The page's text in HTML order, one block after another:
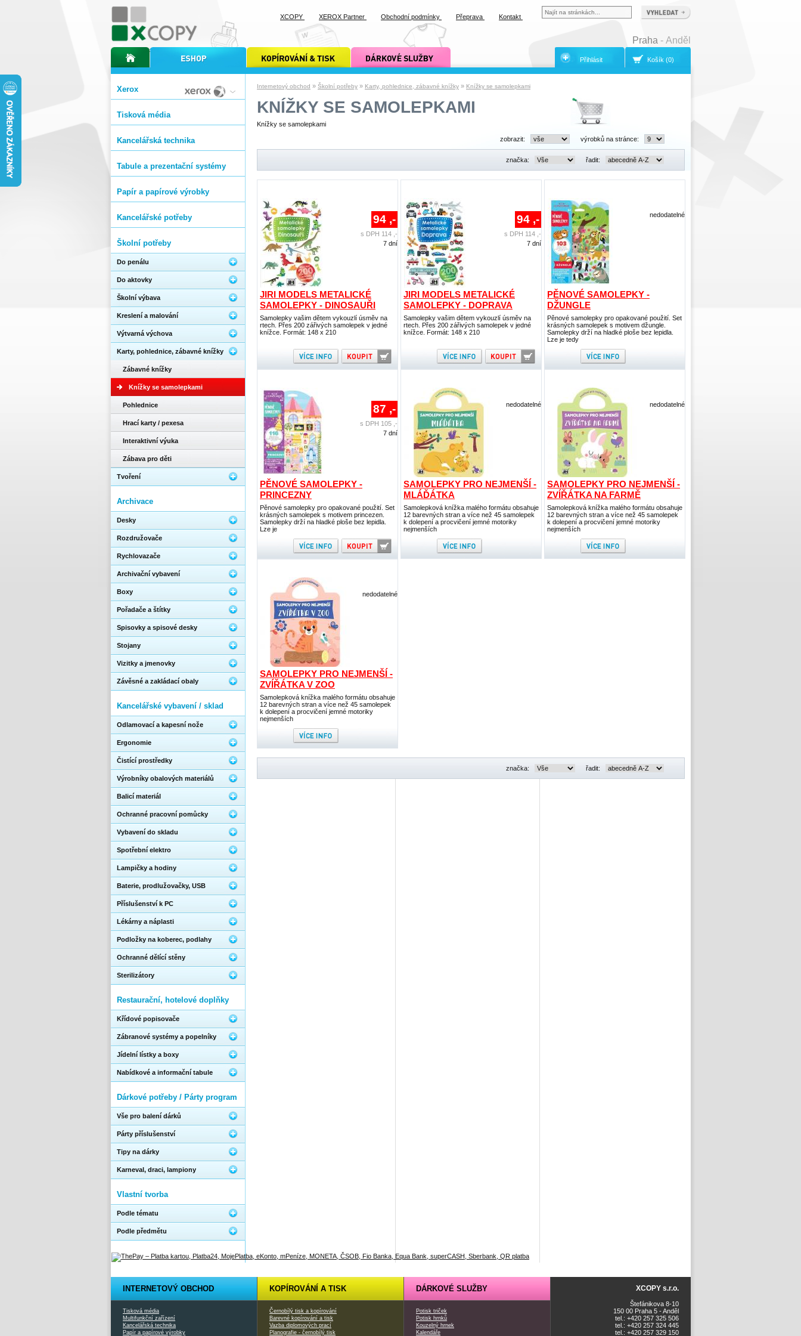
Internetový obchod » Školní potřeby » Karty, pohlednice, zábavné knížky » Knížky se samolepkami
KNÍŽKY SE SAMOLEPKAMI
Knížky se samolepkami
zobrazit: výrobků na stránce:
značka: řadit:
JIRI MODELS METALICKÉ
SAMOLEPKY - DINOSAUŘI
Samolepky vašim dětem vykouzlí úsměv na
rtech. Přes 200 zářivých samolepek v jedné
knížce. Formát: 148 x 210
94 ,-
s DPH 114 ,-
7 dní
JIRI MODELS METALICKÉ
SAMOLEPKY - DOPRAVA
Samolepky vašim dětem vykouzlí úsměv na
rtech. Přes 200 zářivých samolepek v jedné
knížce. Formát: 148 x 210
94 ,-
s DPH 114 ,-
7 dní
PĚNOVÉ SAMOLEPKY -
DŽUNGLE
Pěnové samolepky pro opakované použití. Set
krásných samolepek s motivem džungle.
Samolepky drží na hladké ploše bez lepidla.
Lze je tedy
nedodatelné
PĚNOVÉ SAMOLEPKY -
PRINCEZNY
Pěnové samolepky pro opakované použití. Set
krásných samolepek s motivem princezen.
Samolepky drží na hladké ploše bez lepidla.
Lze je
87 ,-
s DPH 105 ,-
7 dní
SAMOLEPKY PRO NEJMENŠÍ -
MLÁĎÁTKA
Samolepková knížka malého formátu obsahuje
12 barevných stran a více než 45 samolepek
k dolepení a procvičení jemné motoriky
nejmenších
nedodatelné
SAMOLEPKY PRO NEJMENŠÍ -
ZVÍŘÁTKA NA FARMĚ
Samolepková knížka malého formátu obsahuje
12 barevných stran a více než 45 samolepek
k dolepení a procvičení jemné motoriky
nejmenších
nedodatelné
SAMOLEPKY PRO NEJMENŠÍ -
ZVÍŘÁTKA V ZOO
Samolepková knížka malého formátu obsahuje
12 barevných stran a více než 45 samolepek
k dolepení a procvičení jemné motoriky
nejmenších
nedodatelné
značka: řadit:
Xerox
Tisková média
Kancelářská technika
Tabule a prezentační systémy
Papír a papírové výrobky
Kancelářské potřeby
Školní potřeby
Do penálu
Do aktovky
Školní výbava
Kreslení a malování
Výtvarná výchova
Karty, pohlednice, zábavné knížky
Zábavné knížky
Knížky se samolepkami
Pohlednice
Hrací karty / pexesa
Interaktivní výuka
Zábava pro děti
Tvoření
Archivace
Desky
Rozdružovače
Rychlovazače
Archivační vybavení
Boxy
Pořadače a štítky
Spisovky a spisové desky
Stojany
Vizitky a jmenovky
Závěsné a zakládací obaly
Kancelářské vybavení / sklad
Odlamovací a kapesní nože
Ergonomie
Čistící prostředky
Výrobníky obalových materiálů
Balicí materiál
Ochranné pracovní pomůcky
Vybavení do skladu
Spotřební elektro
Lampičky a hodiny
Baterie, prodlužovačky, USB
Příslušenství k PC
Lékárny a náplasti
Podložky na koberec, podlahy
Ochranné dělící stěny
Sterilizátory
Restaurační, hotelové doplňky
Křídové popisovače
Zábranové systémy a popelníky
Jídelní lístky a boxy
Nabídkové a informační tabule
Dárkové potřeby / Párty program
Vše pro balení dárků
Párty příslušenství
Tipy na dárky
Karneval, draci, lampiony
Vlastní tvorba
Podle tématu
Podle předmětu
INTERNETOVÝ OBCHOD
Tisková média
Multifunkční zařízení
Kancelářská technika
Papír a papírové výrobky
KOPÍROVÁNÍ A TISK
Černobílý tisk a kopírování
Barevné kopírování a tisk
Vazba diplomových prací
Planografie - černobílý tisk
DÁRKOVÉ SLUŽBY
Potisk triček
Potisk hrnků
Kouzelný hrnek
Kalendáře
XCOPY s.r.o.
Štefánikova 8-10
150 00 Praha 5 - Anděl
tel.: +420 257 325 506
tel.: +420 257 324 445
tel.: +420 257 329 150
úvodní stránka xcopyinternetový obchod xcopy kopírování a tisk xcopy dárkové služby xcopy
XCOPY XEROX Partner Obchodní podmínky Přeprava Kontakt
Praha - Anděl
Košík (0)
Přihlásit